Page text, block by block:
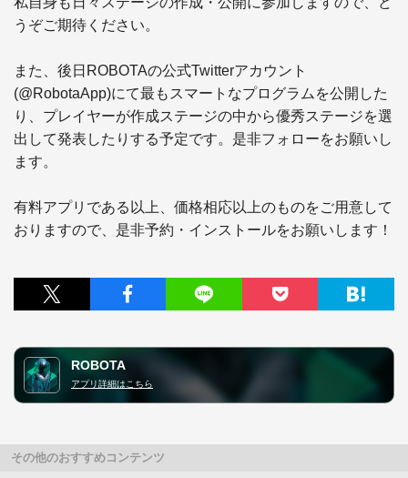
うぞご期待ください。
また、後日ROBOTAの公式Twitterアカウント
(@RobotaApp)にて最もスマートなプログラムを公開した
り、プレイヤーが作成ステージの中から優秀ステージを選
出して発表したりする予定です。是非フォローをお願いし
ます。
有料アプリである以上、価格相応以上のものをご用意して
おりますので、是非予約・インストールをお願いします！
ROBOTA
アプリ詳細はこちら
その他のおすすめコンテンツ